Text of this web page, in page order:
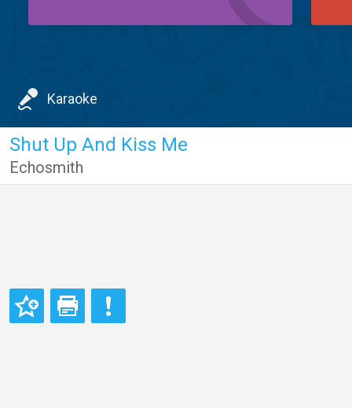
Karaoke
Shut Up And Kiss Me
Echosmith